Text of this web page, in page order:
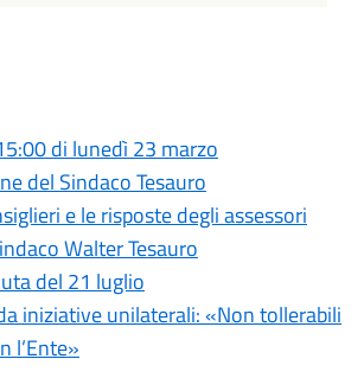
di lunedì 23 marzo
del Sindaco Tesauro
e le risposte degli assessori
Walter Tesauro
del 21 luglio
iniziative unilaterali: «Non tollerabili
l’Ente»